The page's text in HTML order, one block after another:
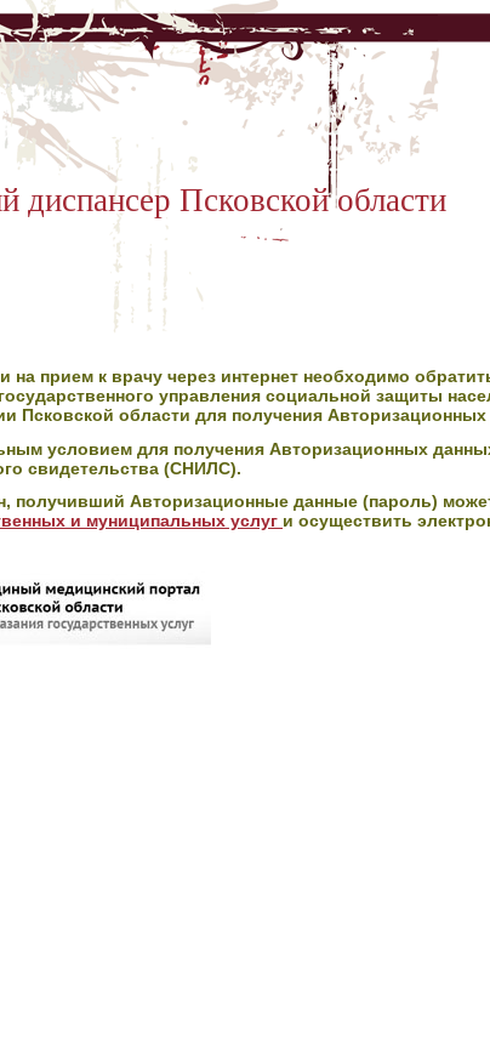
диспансер Псковской области
на прием к врачу через интернет необходимо
управления социальной защиты
Псковской области для получения
условием для получения Авторизационных
свидетельства (СНИЛС).
получивший Авторизационные данные (пароль)
и муниципальных услуг и осуществить